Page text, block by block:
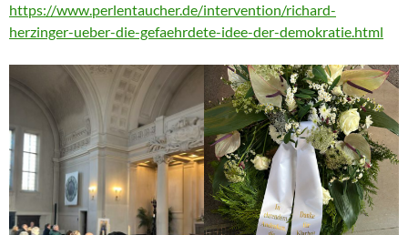
https://www.perlentaucher.de/intervention/richard-
herzinger-ueber-die-gefaehrdete-idee-der-demokratie.html